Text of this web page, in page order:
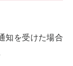
知を受けた場合